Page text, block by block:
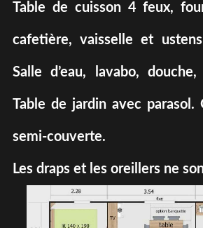
Table de cuisson 4 feux,
cafetière, vaisselle et
Salle d’eau, lavabo,
Table de jardin avec parasol.
semi-couverte.
Les draps et les oreillers ne